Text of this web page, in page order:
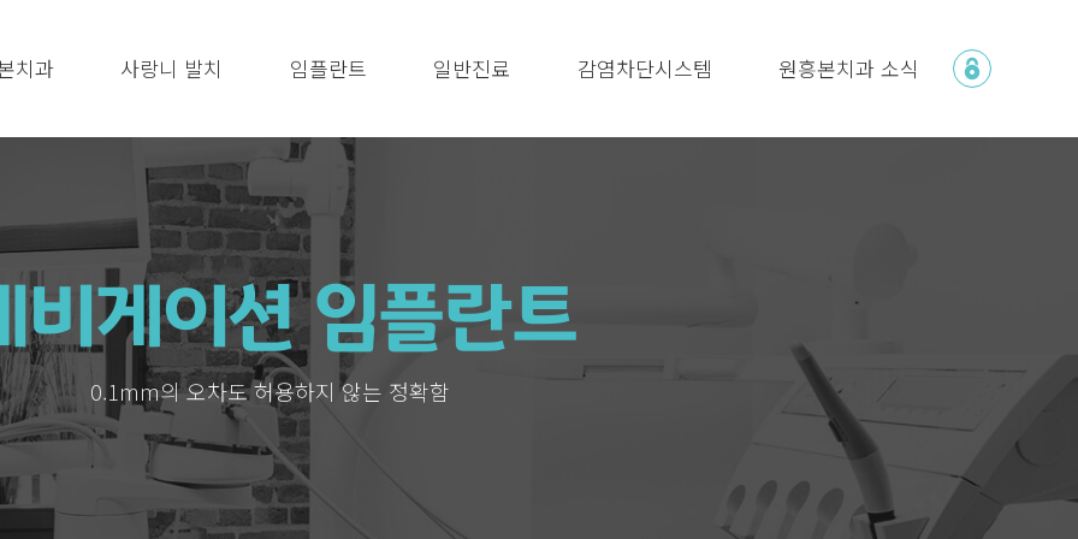
치과 사랑니 발치 임플란트 일반진료 감염차단시스템 원흥본치과 소식
비게이션 임플란트
0.1mm의 오차도 허용하지 않는 정확함